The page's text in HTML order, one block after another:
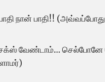
நான் பாதி!!
வேண்டாம்… செல்போனே